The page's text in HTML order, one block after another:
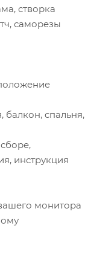
створка
саморезы
балкон, спальня,
инструкция
монитора